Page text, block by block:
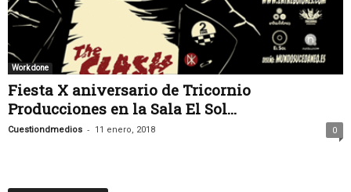
Work done
Fiesta X aniversario de Tricornio
Producciones en la Sala El Sol...
Cuestiondmedios - 11 enero, 2018 0